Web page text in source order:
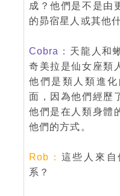
成？他們是不是由
的昴宿星人或其他
Cobra： 天龍人和
奇美拉是仙女座類
他們是類人類進
面，因為他們經歷
他們是在人類身體
他們的方式。
Rob： 這些人來
系？